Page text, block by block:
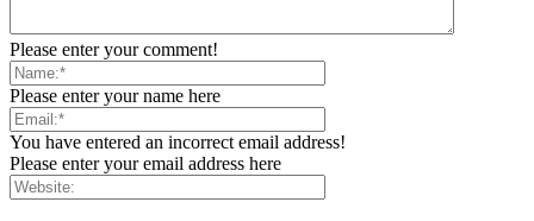
Please enter your comment!
Please enter your name here
You have entered an incorrect email address!
Please enter your email address here